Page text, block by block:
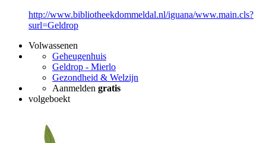
http://www.bibliotheekdommeldal.nl/iguana/www.main.cls?
surl=Geldrop
Volwassenen
Geheugenhuis
Geldrop - Mierlo
Gezondheid & Welzijn
Aanmelden gratis
volgeboekt